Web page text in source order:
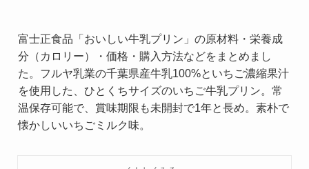
富士正食品「おいしい牛乳プリン」の原材料・栄養成
分（カロリー）・価格・購入方法などをまとめまし
た。フルヤ乳業の千葉県産牛乳100%といちご濃縮果汁
を使用した、ひとくちサイズのいちご牛乳プリン。常
温保存可能で、賞味期限も未開封で1年と長め。素朴で
懐かしいいちごミルク味。